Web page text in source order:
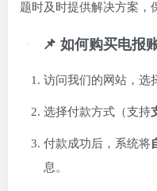
题时及时提供解决方案，
📌 如何购买电报
访问我们的网站，选
选择付款方式（支持
付款成功后，系统将
息。